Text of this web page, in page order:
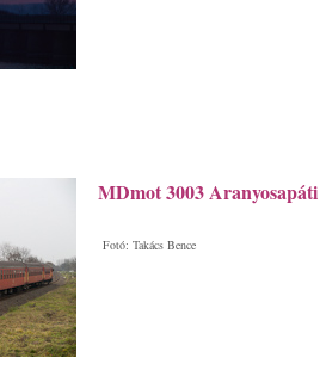
MDmot 3003
Fotó: Takács Bence